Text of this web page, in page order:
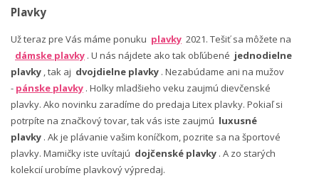
Plavky
Už teraz pre Vás máme ponuku plavky 2021. Tešiť sa môžete na
dámske plavky . U nás nájdete ako tak obľúbené jednodielne
plavky , tak aj dvojdielne plavky . Nezabúdame ani na mužov
- pánske plavky . Holky mladšieho veku zaujmú dievčenské
plavky. Ako novinku zaradíme do predaja Litex plavky. Pokiaľ si
potrpíte na značkový tovar, tak vás iste zaujmú luxusné
plavky . Ak je plávanie vašim koníčkom, pozrite sa na športové
plavky. Mamičky iste uvítajú dojčenské plavky . A zo starých
kolekcií urobíme plavkový výpredaj.